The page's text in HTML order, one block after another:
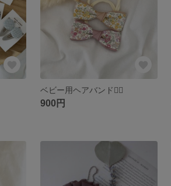
ベビー用ヘアバンド❁⃘
900円